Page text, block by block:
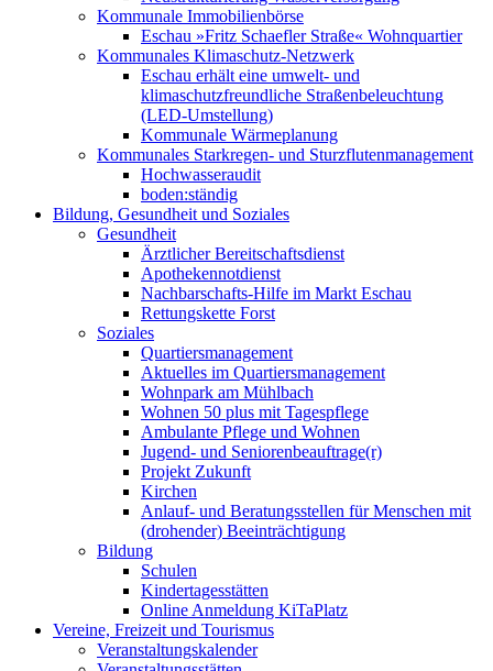
Kommunale Immobilienbörse
Eschau »Fritz Schaefler Straße« Wohnquartier
Kommunales Klimaschutz-Netzwerk
Eschau erhält eine umwelt- und
klimaschutzfreundliche Straßenbeleuchtung
(LED-Umstellung)
Kommunale Wärmeplanung
Kommunales Starkregen- und Sturzflutenmanagement
Hochwasseraudit
boden:ständig
Bildung, Gesundheit und Soziales
Gesundheit
Ärztlicher Bereitschaftsdienst
Apothekennotdienst
Nachbarschafts-Hilfe im Markt Eschau
Rettungskette Forst
Soziales
Quartiersmanagement
Aktuelles im Quartiersmanagement
Wohnpark am Mühlbach
Wohnen 50 plus mit Tagespflege
Ambulante Pflege und Wohnen
Jugend- und Seniorenbeauftrage(r)
Projekt Zukunft
Kirchen
Anlauf- und Beratungsstellen für Menschen mit
(drohender) Beeinträchtigung
Bildung
Schulen
Kindertagesstätten
Online Anmeldung KiTaPlatz
Vereine, Freizeit und Tourismus
Veranstaltungskalender